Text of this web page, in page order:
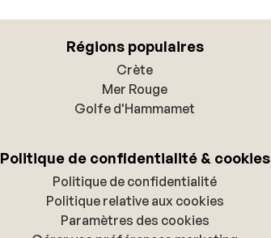
Régions populaires
Crète
Mer Rouge
Golfe d'Hammamet
Politique de confidentialité & cookies
Politique de confidentialité
Politique relative aux cookies
Paramètres des cookies